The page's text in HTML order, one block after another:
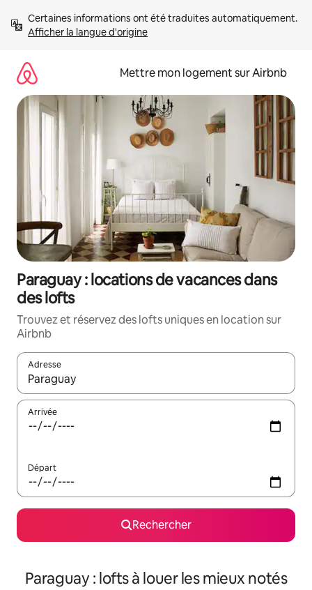
directement
Afficher la langue d'origine
Mettre mon logement sur Airbnb
Paraguay : locations de vacances dans
des lofts
Trouvez et réservez des lofts uniques en location sur
Airbnb
Adresse
Lorsque les résultats s'affichent, utilisez les flèches vers le
Arrivée
Départ
Rechercher
Paraguay : lofts à louer les mieux notés